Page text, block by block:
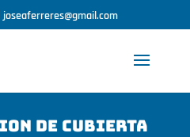
joseaferreres@gmail.com
DE CUBIERTA